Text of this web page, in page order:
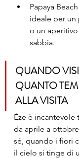
Papaya
ideale per un
o un
sabbia.
QUANDO
QUANTO
ALLA VISITA
Èze è incantevole
da aprile a
sé, quando i fiori
il cielo si tinge di